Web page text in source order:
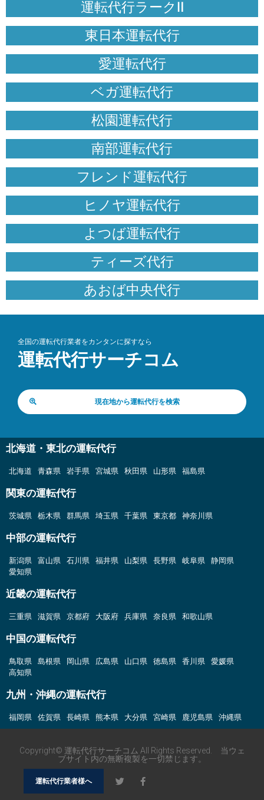
運転代行ラークⅡ
東日本運転代行
愛運転代行
ベガ運転代行
松園運転代行
南部運転代行
フレンド運転代行
ヒノヤ運転代行
よつば運転代行
ティーズ代行
あおば中央代行
全国の運転代行業者をカンタンに探すなら
運転代行サーチコム
現在地から運転代行を検索
北海道・東北の運転代行
北海道 青森県 岩手県 宮城県 秋田県 山形県 福島県
関東の運転代行
茨城県 栃木県 群馬県 埼玉県 千葉県 東京都 神奈川県
中部の運転代行
新潟県 富山県 石川県 福井県 山梨県 長野県 岐阜県
静岡県
愛知県
近畿の運転代行
三重県 滋賀県 京都府 大阪府 兵庫県 奈良県 和歌山県
中国の運転代行
鳥取県 島根県 岡山県 広島県 山口県 徳島県 香川県
愛媛県
高知県
九州・沖縄の運転代行
福岡県 佐賀県 長崎県 熊本県 大分県 宮崎県 鹿児島県 沖縄県
Copyright© 運転代行サーチコム All Rights Reserved. 当ウェ
ブサイト内の無断複製を一切禁じます。
運転代行業者様へ